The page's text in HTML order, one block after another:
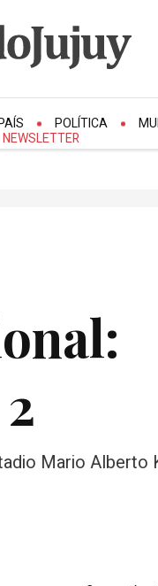
POLÍTICA
NEWSLETTER
Mario Alberto